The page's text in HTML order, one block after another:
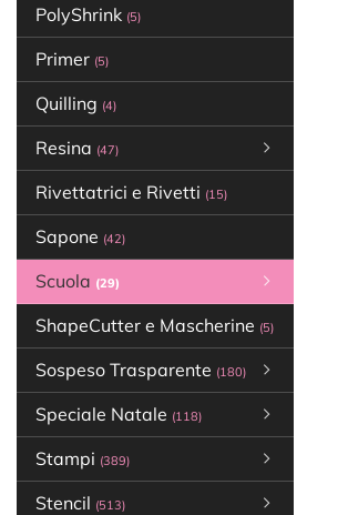
PolyShrink (5)
Primer (5)
Quilling (4)
Resina (47)
Rivettatrici e Rivetti (15)
Sapone (42)
Scuola (29)
ShapeCutter e Mascherine (5)
Sospeso Trasparente (180)
Speciale Natale (118)
Stampi (389)
Stencil (513)